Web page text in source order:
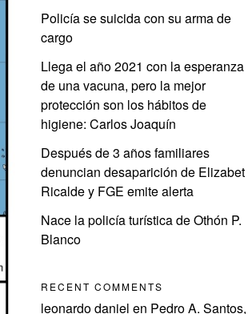
Policía se suicida con su arma de
cargo
Llega el año 2021 con la esperanza
de una vacuna, pero la mejor
protección son los hábitos de
higiene: Carlos Joaquín
Después de 3 años familiares
denuncian desaparición de Elizabet
Ricalde y FGE emite alerta
Nace la policía turística de Othón P.
Blanco
RECENT COMMENTS
leonardo daniel en Pedro A. Santos,